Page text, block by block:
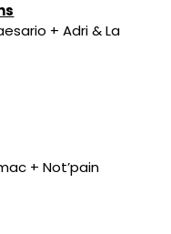
+ Adri & La
+ Not’pain